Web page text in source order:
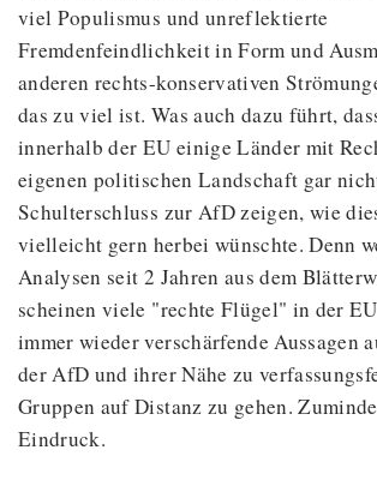
viel Populismus und unreflektierte
Fremdenfeindlichkeit in Form und
anderen rechts-konservativen
das zu viel ist. Was auch dazu führt,
innerhalb der EU einige Länder mit
eigenen politischen Landschaft gar
Schulterschluss zur AfD zeigen, wie
vielleicht gern herbei wünschte. Denn
Analysen seit 2 Jahren aus dem
scheinen viele "rechte Flügel" in der
immer wieder verschärfende Aussagen
der AfD und ihrer Nähe zu
Gruppen auf Distanz zu gehen.
Eindruck.